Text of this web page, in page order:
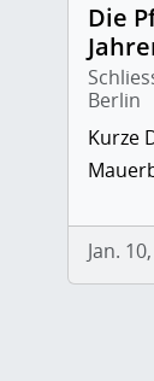
Die
Berlin
Kurze
Jan.